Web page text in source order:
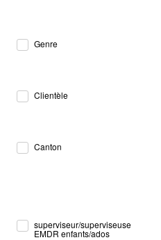
Genre
Clientèle
Canton
superviseur/superviseuse
EMDR enfants/ados